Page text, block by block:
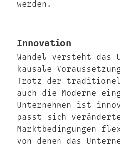
werden.
Innovation
Wandel versteht das
kausale
Trotz der
auch die Moderne
Unternehmen ist
passt sich
Marktbedingungen
von denen das